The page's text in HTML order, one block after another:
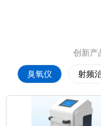
创新产
臭氧仪 射频